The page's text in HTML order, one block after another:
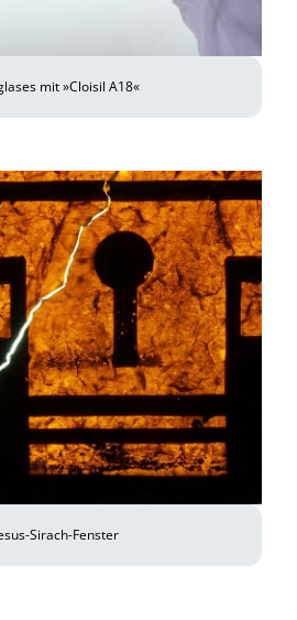
mit »Cloisil A18«
Sirach-Fenster